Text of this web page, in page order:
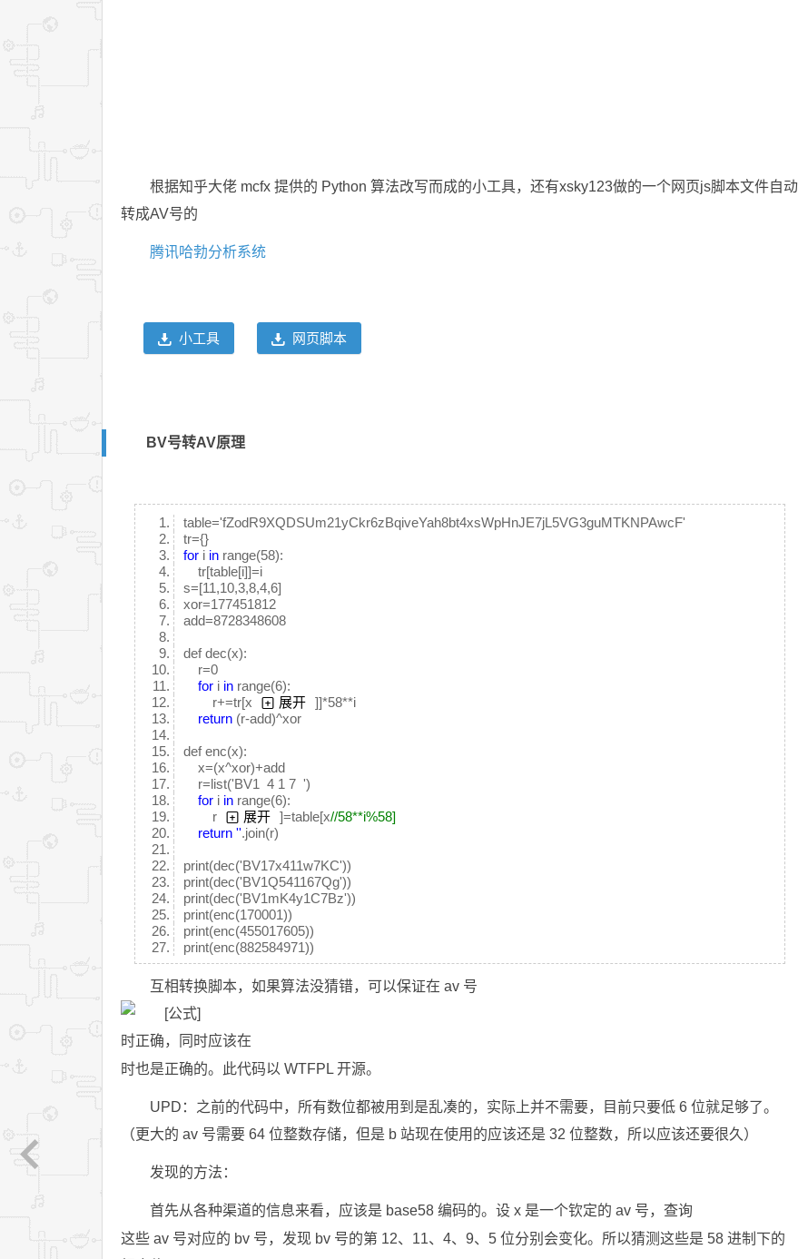
根据知乎大佬 mcfx 提供的 Python 算法改写而成的小工具，还有xsky123做的一个网页js脚本文件自动
转成AV号的
腾讯哈勃分析系统
小工具 网页脚本
BV号转AV原理
table='fZodR9XQDSUm21yCkr6zBqiveYah8bt4xsWpHnJE7jL5VG3guMTKNPAwcF'
tr={}
fori inrange(58):
tr[table[i]]=i
s=[11,10,3,8,4,6]
xor=177451812
add=8728348608
def dec(x):
r=0
fori inrange(6):
r+=tr[x
展开 ]]*58**i
return(r-add)^xor
def enc(x):
x=(x^xor)+add
r=list('BV1 4 1 7 ')
fori inrange(6):
r
展开 ]=table[x//58**i%58]
return ''.join(r)
print(dec('BV17x411w7KC'))
print(dec('BV1Q541167Qg'))
print(dec('BV1mK4y1C7Bz'))
print(enc(170001))
print(enc(455017605))
print(enc(882584971))
互相转换脚本，如果算法没猜错，可以保证在 av 号
时正确，同时应该在
时也是正确的。此代码以 WTFPL 开源。
UPD：之前的代码中，所有数位都被用到是乱凑的，实际上并不需要，目前只要低 6 位就足够了。
（更大的 av 号需要 64 位整数存储，但是 b 站现在使用的应该还是 32 位整数，所以应该还要很久）
发现的方法：
首先从各种渠道的信息来看，应该是 base58 编码的。设 x 是一个钦定的 av 号，查询
这些 av 号对应的 bv 号，发现 bv 号的第 12、11、4、9、5 位分别会变化。所以猜测这些是 58 进制下的